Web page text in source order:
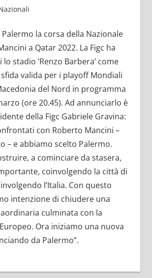
2021
la corsa della Nazionale
a Qatar 2022. La Figc ha
stadio ‘Renzo Barbera’ come
valida per i playoff Mondiali
del Nord in programma
(ore 20.45). Ad annunciarlo è
della Figc Gabriele Gravina:
con Roberto Mancini –
– e abbiamo scelto Palermo.
a cominciare da stasera,
coinvolgendo la città di
l’Italia. Con questo
intenzione di chiudere una
culminata con la
Ora iniziamo una nuova
da Palermo”.